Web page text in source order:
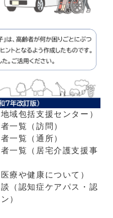
域包括支援センター）
一覧（訪問）
一覧（通所）
一覧（居宅介護支援事
療や健康について）
（認知症ケアパス・認
）